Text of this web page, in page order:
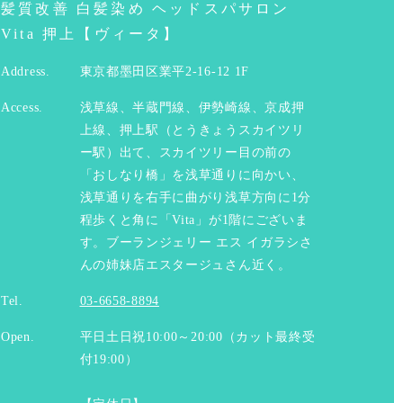
髪質改善 白髪染め ヘッドスパサロン
Vita 押上【ヴィータ】
Address. 東京都墨田区業平2-16-12 1F
Access.
浅草線、半蔵門線、伊勢崎線、京成押
上線、押上駅（とうきょうスカイツリ
ー駅）出て、スカイツリー目の前の
「おしなり橋」を浅草通りに向かい、
浅草通りを右手に曲がり浅草方向に1分
程歩くと角に「Vita」が1階にございま
す。ブーランジェリー エス イガラシさ
んの姉妹店エスタージュさん近く。
Tel. 03-6658-8894
Open.
平日土日祝10:00～20:00（カット最終受
付19:00）